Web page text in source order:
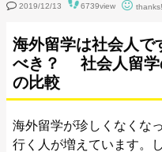
2019/12/13 6739view
海外留学は社会人で
べき？ 社会人留学
の比較
海外留学が珍しくなくな
行く人が増えています。